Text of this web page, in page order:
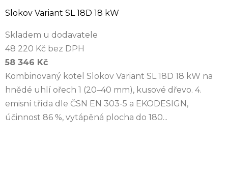
Slokov Variant SL 18D 18 kW
Skladem u dodavatele
48 220 Kč bez DPH
58 346 Kč
Kombinovaný kotel Slokov Variant SL 18D 18 kW na
hnědé uhlí ořech 1 (20–40 mm), kusové dřevo. 4.
emisní třída dle ČSN EN 303-5 a EKODESIGN,
účinnost 86 %, vytápěná plocha do 180...